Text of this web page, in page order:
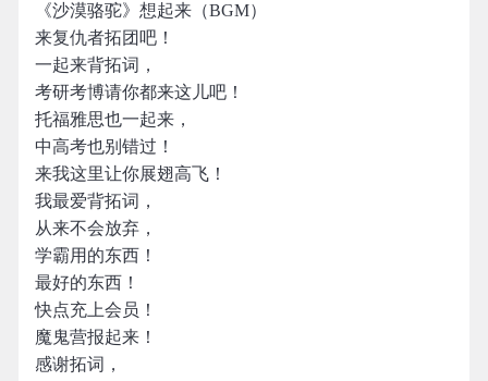
《沙漠骆驼》想起来（BGM）
来复仇者拓团吧！
一起来背拓词，
考研考博请你都来这儿吧！
托福雅思也一起来，
中高考也别错过！
来我这里让你展翅高飞！
我最爱背拓词，
从来不会放弃，
学霸用的东西！
最好的东西！
快点充上会员！
魔鬼营报起来！
感谢拓词，